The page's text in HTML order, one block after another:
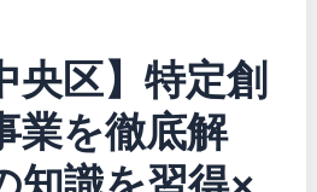
央区】特定創
業を徹底解